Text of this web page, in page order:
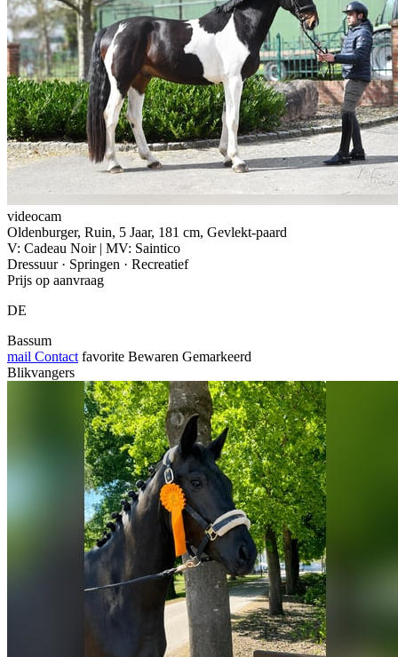
videocam
Oldenburger, Ruin, 5 Jaar, 181 cm, Gevlekt-paard
V: Cadeau Noir | MV: Saintico
Dressuur · Springen · Recreatief
Prijs op aanvraag
DE
Bassum
mail Contact favorite Bewaren Gemarkeerd
Blikvangers